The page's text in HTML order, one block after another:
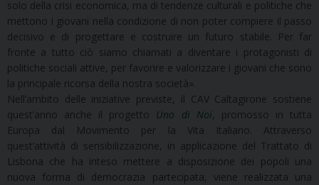
solo della crisi economica, ma di tendenze culturali e politiche che
mettono i giovani nella condizione di non poter compiere il passo
decisivo e di progettare e costruire un futuro stabile. Per far
fronte a tutto ciò siamo chiamati a diventare i protagonisti di
politiche sociali attive, per favorire e valorizzare i giovani che sono
la principale ricorsa della nostra società».
Nell’ambito delle iniziative previste, il CAV Caltagirone sostiene
quest’anno anche il progetto Uno di Noi, promosso in tutta
Europa dal Movimento per la Vita Italiano. Attraverso
quest’attività di sensibilizzazione, in applicazione del Trattato di
Lisbona che ha inteso mettere a disposizione dei popoli una
nuova forma di democrazia partecipata, viene realizzata una